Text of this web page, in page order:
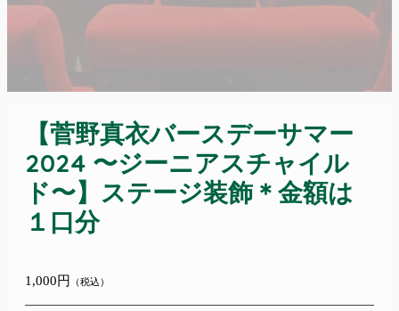
【菅野真衣バースデーサマー
2024 〜ジーニアスチャイル
ド〜】ステージ装飾＊金額は
１口分
1,000円 （税込）